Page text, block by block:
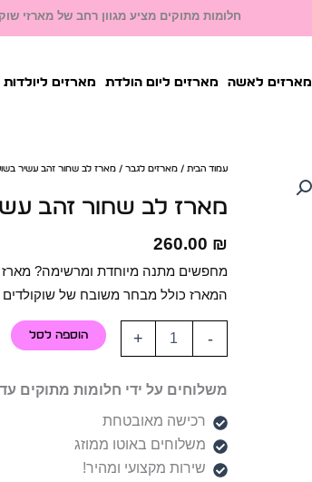
חלומות מתוקים מציע מגוון רחב של מארזי
מארזים לאשה מארזים ליום הולדת מארזים ליולדות
עמוד הבית / מארזים לגבר / מארז לב שחור זהב עשיר
מארז לב שחור זהב
260.00 ₪
מחפשים מתנה מיוחדת ומרשימה?
המארז כולל מבחר משובח של שוקולדים
-
+ הוספה לסל
משלוחים על ידי חלומות מתוקים
רכישה מאובטחת
משלוחים באוטו ממוזג
שירות מקצועי ומהיר!